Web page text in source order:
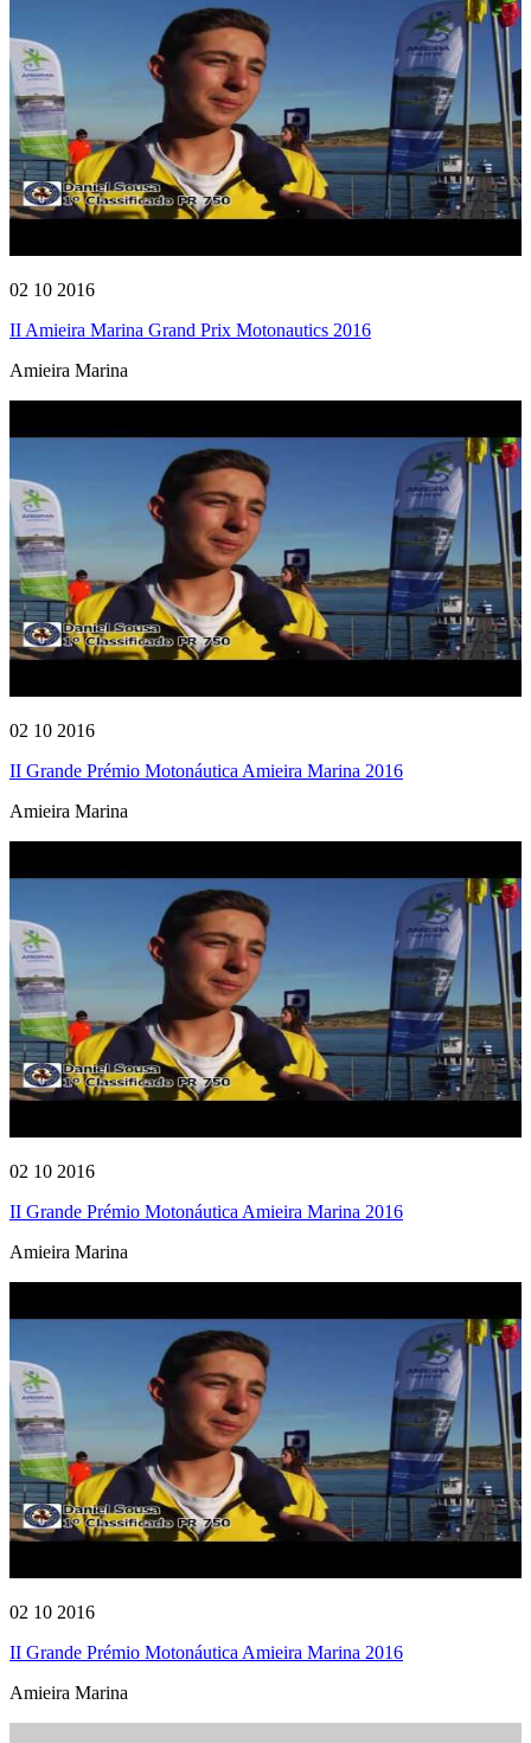
02 10 2016
II Amieira Marina Grand Prix Motonautics 2016
Amieira Marina
02 10 2016
II Grande Prémio Motonáutica Amieira Marina 2016
Amieira Marina
02 10 2016
II Grande Prémio Motonáutica Amieira Marina 2016
Amieira Marina
02 10 2016
II Grande Prémio Motonáutica Amieira Marina 2016
Amieira Marina